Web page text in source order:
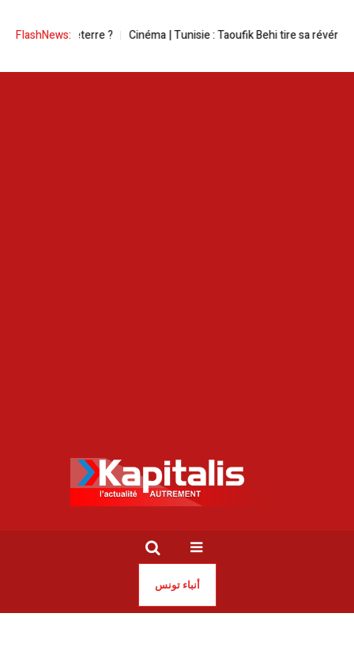
FlashNews:
l’Angleterre ? Cinéma | Tunisie : Taoufik Behi tire sa révérence
أنباء تونس